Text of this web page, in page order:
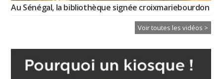
Au Sénégal, la bibliothèque signée croixmariebourdon
Voir toutes les vidéos >